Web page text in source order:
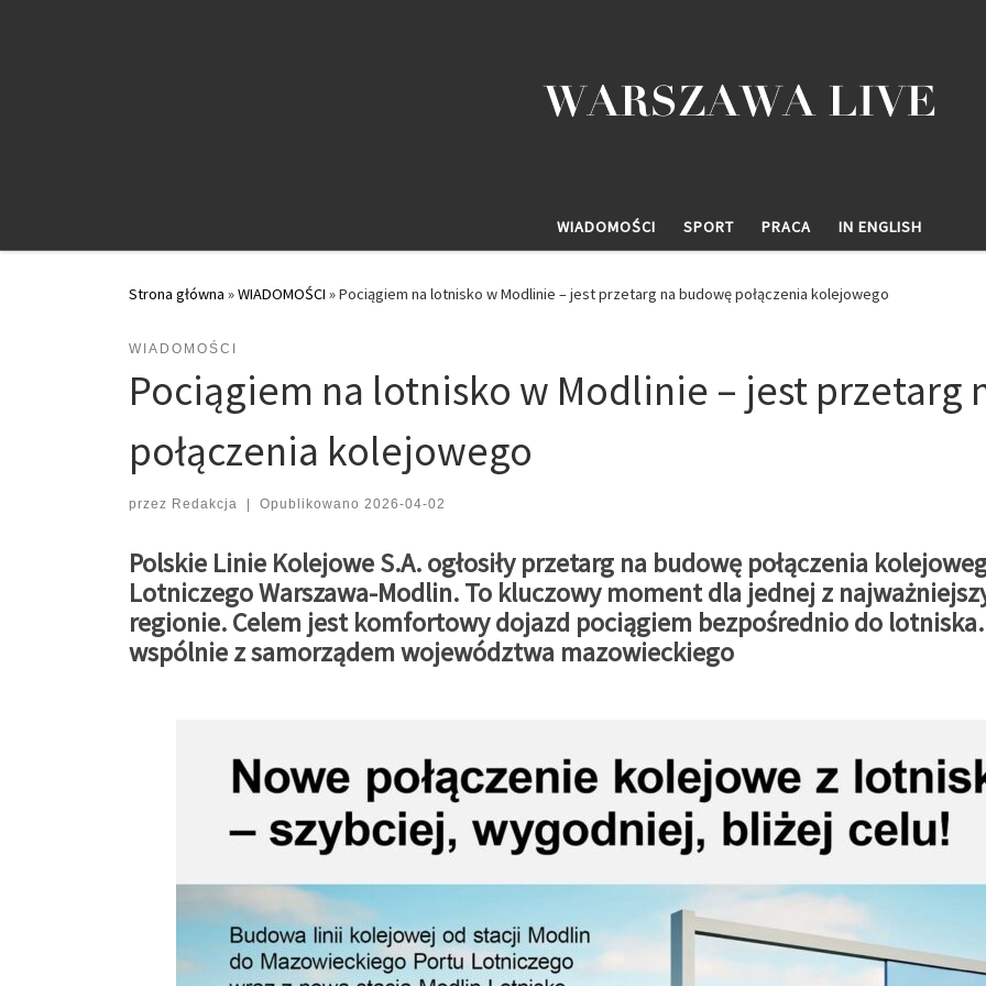
WIADOMOŚCI SPORT PRACA IN ENGLISH
Strona główna »WIADOMOŚCI »Pociągiem na lotnisko w Modlinie – jest przetarg na budowę połączenia kolejowego
WIADOMOŚCI
Pociągiem na lotnisko w Modlinie – jest przetarg
połączenia kolejowego
przez Redakcja Opublikowano 2026-04-02
Polskie Linie Kolejowe S.A. ogłosiły przetarg na budowę połączenia
Lotniczego Warszawa-Modlin. To kluczowy moment dla jednej z
regionie. Celem jest komfortowy dojazd pociągiem bezpośrednio do
wspólnie z samorządem województwa mazowieckiego